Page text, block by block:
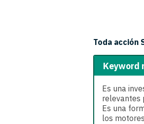
Toda acción
Keyword
Es una
relevantes
Es una
los